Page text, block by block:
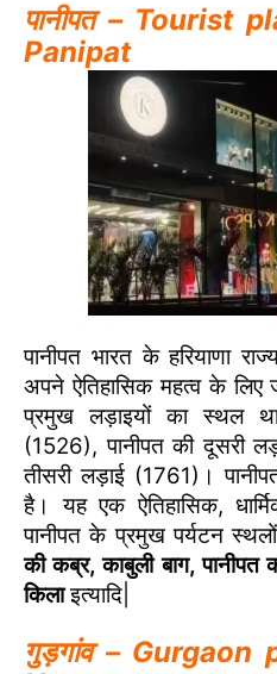
पानीपत – Tourist
Panipat
पानीपत भारत के हरियाणा
अपने ऐतिहासिक महत्व के लिए
प्रमुख लड़ाइयों का स्थल
(1526), पानीपत की दूसरी
तीसरी लड़ाई (1761)।
है। यह एक ऐतिहासिक,
पानीपत के प्रमुख पर्यटन
की कब्र, काबुली बाग, पानीपत
किलाइत्यादि|
गुड़गांव –